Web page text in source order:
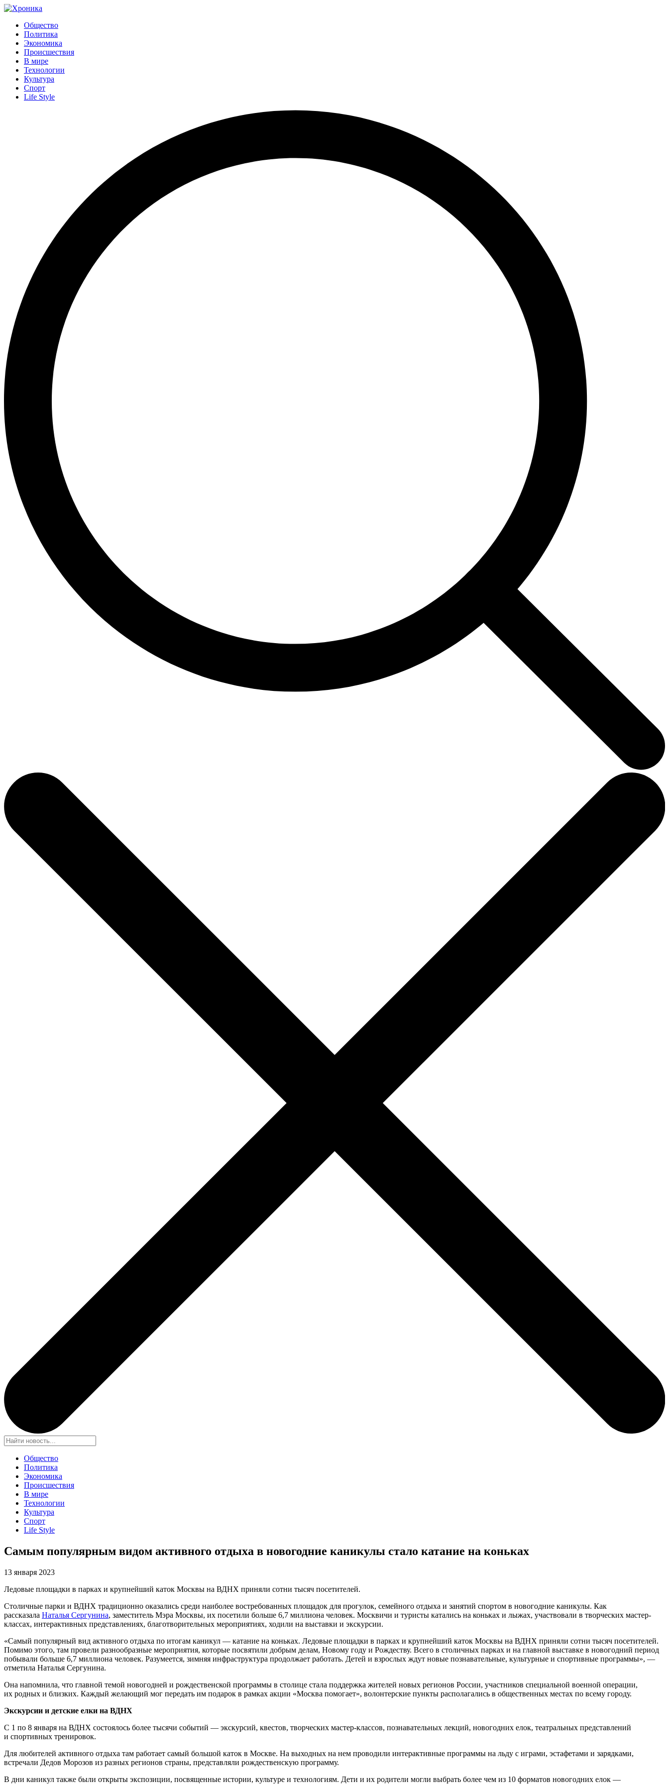
Общество
Политика
Экономика
Происшествия
В мире
Технологии
Культура
Спорт
Life Style
Общество
Политика
Экономика
Происшествия
В мире
Технологии
Культура
Спорт
Life Style
Самым популярным видом активного отдыха в новогодние каникулы стало катание на коньках
13 января 2023
Ледовые площадки в парках и крупнейший каток Москвы на ВДНХ приняли сотни тысяч посетителей.
Столичные парки и ВДНХ традиционно оказались среди наиболее востребованных площадок для прогулок, семейного отдыха и занятий спортом в новогодние каникулы. Как
рассказала Наталья Сергунина, заместитель Мэра Москвы, их посетили больше 6,7 миллиона человек. Москвичи и туристы катались на коньках и лыжах, участвовали в творческих мастер-
классах, интерактивных представлениях, благотворительных мероприятиях, ходили на выставки и экскурсии.
«Самый популярный вид активного отдыха по итогам каникул — катание на коньках. Ледовые площадки в парках и крупнейший каток Москвы на ВДНХ приняли сотни тысяч посетителей.
Помимо этого, там провели разнообразные мероприятия, которые посвятили добрым делам, Новому году и Рождеству. Всего в столичных парках и на главной выставке в новогодний период
побывали больше 6,7 миллиона человек. Разумеется, зимняя инфраструктура продолжает работать. Детей и взрослых ждут новые познавательные, культурные и спортивные программы», —
отметила Наталья Сергунина.
Она напомнила, что главной темой новогодней и рождественской программы в столице стала поддержка жителей новых регионов России, участников специальной военной операции,
их родных и близких. Каждый желающий мог передать им подарок в рамках акции «Москва помогает», волонтерские пункты располагались в общественных местах по всему городу.
Экскурсии и детские елки на ВДНХ
С 1 по 8 января на ВДНХ состоялось более тысячи событий — экскурсий, квестов, творческих мастер-классов, познавательных лекций, новогодних елок, театральных представлений
и спортивных тренировок.
Для любителей активного отдыха там работает самый большой каток в Москве. На выходных на нем проводили интерактивные программы на льду с играми, эстафетами и зарядками,
встречали Дедов Морозов из разных регионов страны, представляли рождественскую программу.
В дни каникул также были открыты экспозиции, посвященные истории, культуре и технологиям. Дети и их родители могли выбрать более чем из 10 форматов новогодних елок —